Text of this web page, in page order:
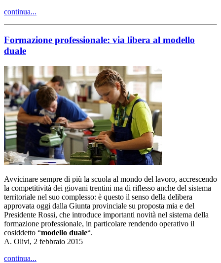
continua...
Formazione professionale: via libera al modello
duale
Avvicinare sempre di più la scuola al mondo del lavoro, accrescendo
la competitività dei giovani trentini ma di riflesso anche del sistema
territoriale nel suo complesso: è questo il senso della delibera
approvata oggi dalla Giunta provinciale su proposta mia e del
Presidente Rossi, che introduce importanti novità nel sistema della
formazione professionale, in particolare rendendo operativo il
cosiddetto “modello duale“.
A. Olivi, 2 febbraio 2015
continua...